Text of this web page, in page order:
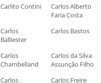
Carlito Contini
Carlos Alberto
Faria Costa
Carlos
Balliester
Carlos Bastos
Carlos
Chambelland
Carlos da Silva
Assunção Filho
Carlos
Carlos Freire